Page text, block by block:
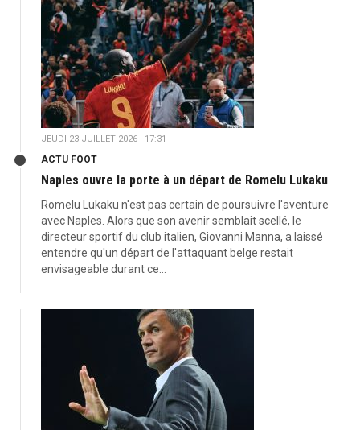
JEUDI 23 JUILLET 2026 - 17:31
ACTU FOOT
Naples ouvre la porte à un départ de Romelu Lukaku
Romelu Lukaku n'est pas certain de poursuivre l'aventure
avec Naples. Alors que son avenir semblait scellé, le
directeur sportif du club italien, Giovanni Manna, a laissé
entendre qu'un départ de l'attaquant belge restait
envisageable durant ce...